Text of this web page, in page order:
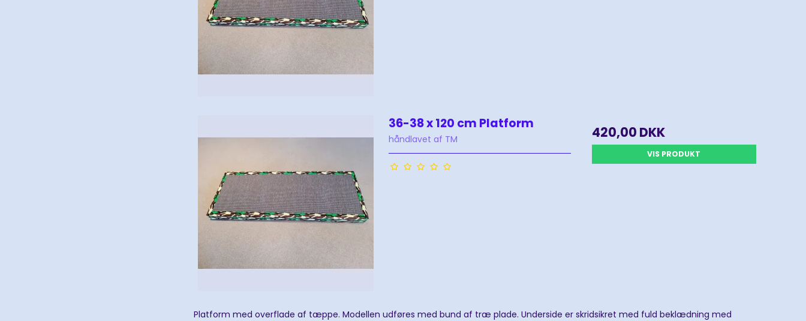
36-38 x 120 cm Platform
håndlavet af TM 420,00 DKK
VIS PRODUKT
Platform med overflade af tæppe. Modellen udføres med bund af træ plade. Underside er skridsikret med fuld beklædning med